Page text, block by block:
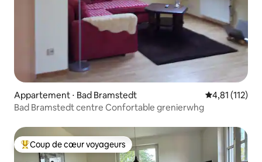
Appartement ⋅ Bad Bramstedt Évaluation
4,81 (112)
Bad Bramstedt centre Confortable grenierwhg
Coups de cœur voyageurs les plus appréciés
Coup de cœur voyageurs